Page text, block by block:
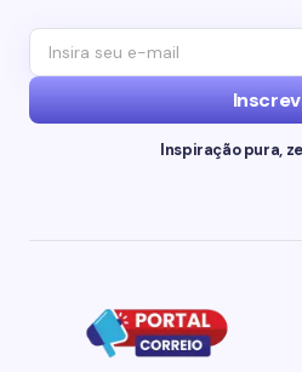
Inspiração pura,